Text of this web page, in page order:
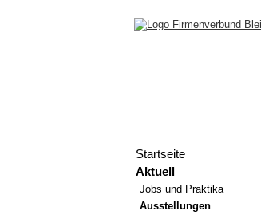
Startseite
Aktuell
Jobs und Praktika
Ausstellungen